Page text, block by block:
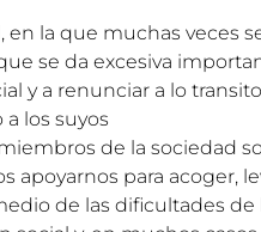
en la que muchas veces
se da excesiva
y a renunciar a lo
a los suyos
de la sociedad
apoyarnos para acoger,
de las dificultades de